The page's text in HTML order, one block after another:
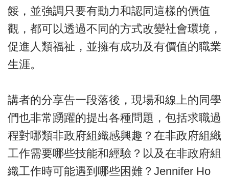
餒，並強調只要有動力和認同這樣的價值
觀，都可以透過不同的方式改變社會環境，
促進人類福祉，並擁有成功及有價值的職業
生涯。
講者的分享告一段落後，現場和線上的同學
們也非常踴躍的提出各種問題，包括求職過
程對哪類非政府組織感興趣？在非政府組織
工作需要哪些技能和經驗？以及在非政府組
織工作時可能遇到哪些困難？Jennifer Ho